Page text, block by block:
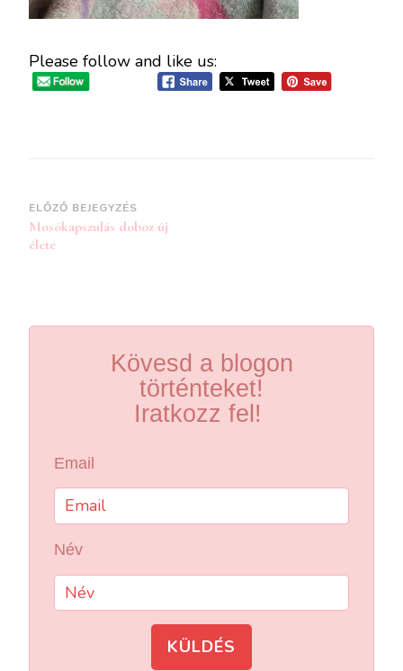
Please follow and like us:
Bejegyzések
navigációja
ELŐZŐ BEJEGYZÉS
Mosókapszulás doboz új
élete
Kövesd a blogon
történteket!
Iratkozz fel!
Email
Név
KÜLDÉS